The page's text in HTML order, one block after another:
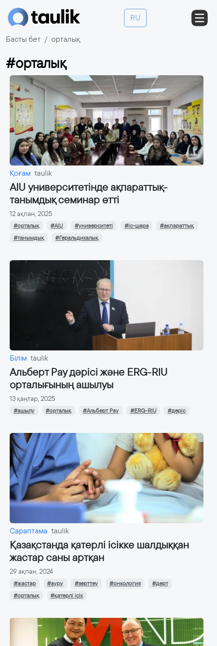
RU
Басты бет орталық
#орталық
Қоғам taulik
AIU университетінде ақпараттық-
танымдық семинар өтті
12 ақпан, 2025
#орталық #AIU #университеті #іс-шара
#ақпараттық
#танымдық
#Геральдикалық
Білім taulik
Альберт Рау дәрісі және ERG-RIU
орталығының ашылуы
13 қаңтар, 2025
#ашылу #орталық #Альберт Рау #ERG-RIU #дәріс
Сараптама taulik
Қазақстанда қатерлі ісікке шалдыққан
жастар саны артқан
29 ақпан, 2024
#жастар #ауру #зерттеу #онкология
#дерт
#орталық
#қатерлі ісік